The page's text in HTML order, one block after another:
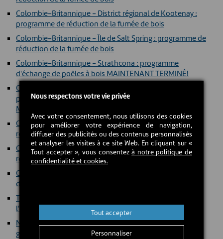
Colombie-Britannique - District régional de Kootenay :
programme de réduction de la fumée de bois
Colombie-Britannique - Île de Salt Spring : programme de
réduction de la fumée de bois
Colombie-Britannique - Strathcona : programme
d'échange de poêles à bois MAINTENANT TERMINÉ!
Colombie-Britannique - La vallée de Cowichan :
programme de réduction de la fumée de bois
MAINTENANT TERMINÉ!
Colombie-Britannique - Valemount : programme de
réduction de la fumée de bois
Colombie-Britannique - Vanderhoof : programme de
réduction de la fumée de bois
Colombie-Britannique - Wildsight Golden : programme
de réduction de la fumée de bois
Territoires du Nord-Ouest - Programme d'incitation à
l'efficacité énergétique de l'Arctic Energy Alliance
Nouvelle-Écosse : rabais pour appareil à bois et à
granules (version anglaise uniquement)
Nous respectons votre vie privée
Avec votre consentement, nous utilisons des cookies
pour améliorer votre expérience de navigation,
diffuser des publicités ou des contenus personnalisés
et analyser les visites à ce site Web. En cliquant sur «
Tout accepter », vous consentezà notre politique de
confidentialité et cookies.
Personnaliser
Tout accepter